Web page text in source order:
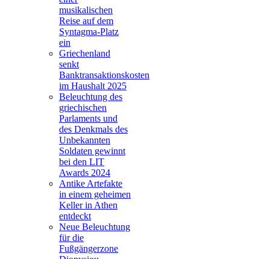
musikalischen
Reise auf dem
Syntagma-Platz
ein
Griechenland
senkt
Banktransaktionskosten
im Haushalt 2025
Beleuchtung des
griechischen
Parlaments und
des Denkmals des
Unbekannten
Soldaten gewinnt
bei den LIT
Awards 2024
Antike Artefakte
in einem geheimen
Keller in Athen
entdeckt
Neue Beleuchtung
für die
Fußgängerzone